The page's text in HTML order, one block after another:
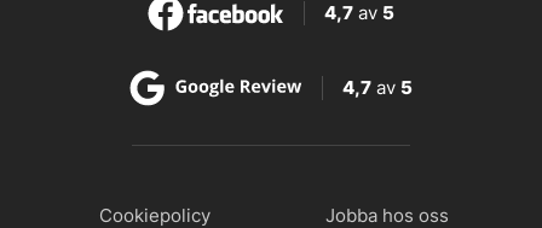
4,7 av 5
4,7 av 5
Cookiepolicy Jobba hos oss